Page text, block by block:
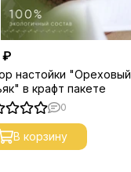
₽
настойки "Ореховый
в крафт пакете
0
В корзину